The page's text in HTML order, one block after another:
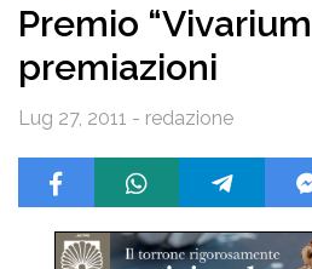
Premio
premiazioni
Lug 27, 2011 - redazione